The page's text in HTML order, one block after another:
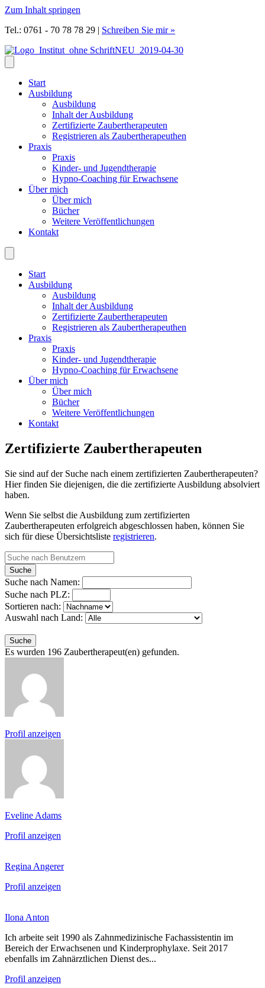
Zum Inhalt springen
Tel.: 0761 - 70 78 78 29 | Schreiben Sie mir »
Start
Ausbildung
Ausbildung
Inhalt der Ausbildung
Zertifizierte Zaubertherapeuten
Registrieren als Zaubertherapeuthen
Praxis
Praxis
Kinder- und Jugendtherapie
Hypno-Coaching für Erwachsene
Über mich
Über mich
Bücher
Weitere Veröffentlichungen
Kontakt
Start
Ausbildung
Ausbildung
Inhalt der Ausbildung
Zertifizierte Zaubertherapeuten
Registrieren als Zaubertherapeuthen
Praxis
Praxis
Kinder- und Jugendtherapie
Hypno-Coaching für Erwachsene
Über mich
Über mich
Bücher
Weitere Veröffentlichungen
Kontakt
Zertifizierte Zaubertherapeuten
Sie sind auf der Suche nach einem zertifizierten Zaubertherapeuten?
Hier finden Sie diejenigen, die die zertifizierte Ausbildung absolviert
haben.
Wenn Sie selbst die Ausbildung zum zertifizierten
Zaubertherapeuten erfolgreich abgeschlossen haben, können Sie
sich für diese Übersichtsliste registrieren.
Suche nach Namen:
Suche nach PLZ:
Sortieren nach:
Auswahl nach Land:
Es wurden 196 Zaubertherapeut(en) gefunden.
Profil anzeigen
Eveline Adams
Profil anzeigen
Regina Angerer
Profil anzeigen
Ilona Anton
Ich arbeite seit 1990 als Zahnmedizinische Fachassistentin im
Bereich der Erwachsenen und Kinderprophylaxe. Seit 2017
ebenfalls im Zahnärztlichen Dienst des...
Profil anzeigen